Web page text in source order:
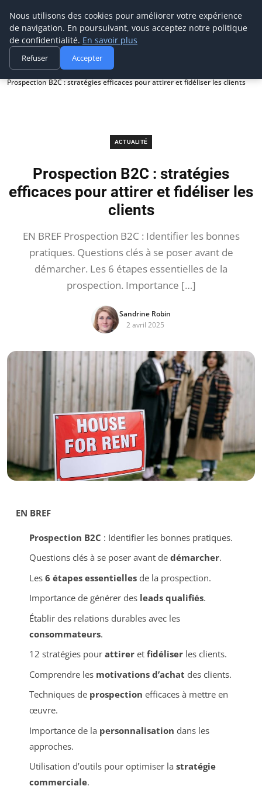
Prospection Pro
Accueil
Actualité
Prospection B2C : stratégies efficaces pour attirer et fidéliser les clients
ACTUALITÉ
Prospection B2C : stratégies
efficaces pour attirer et fidéliser les
clients
EN BREF Prospection B2C : Identifier les bonnes
pratiques. Questions clés à se poser avant de
démarcher. Les 6 étapes essentielles de la
prospection. Importance […]
Sandrine Robin
2 avril 2025
EN BREF
Prospection B2C : Identifier les bonnes pratiques.
Questions clés à se poser avant de démarcher.
Les 6 étapes essentiellesde la prospection.
Importance de générer des leads qualifiés.
Établir des relations durables avec les
consommateurs.
12 stratégies pour attireret fidéliserles clients.
Comprendre les motivations d’achat des clients.
Techniques de prospection efficaces à mettre en
œuvre.
Importance de la personnalisation dans les
approches.
Utilisation d’outils pour optimiser la stratégie
commerciale.
Nous utilisons des cookies pour améliorer votre expérience
de navigation. En poursuivant, vous acceptez notre politique
de confidentialité. En savoir plus
Refuser Accepter